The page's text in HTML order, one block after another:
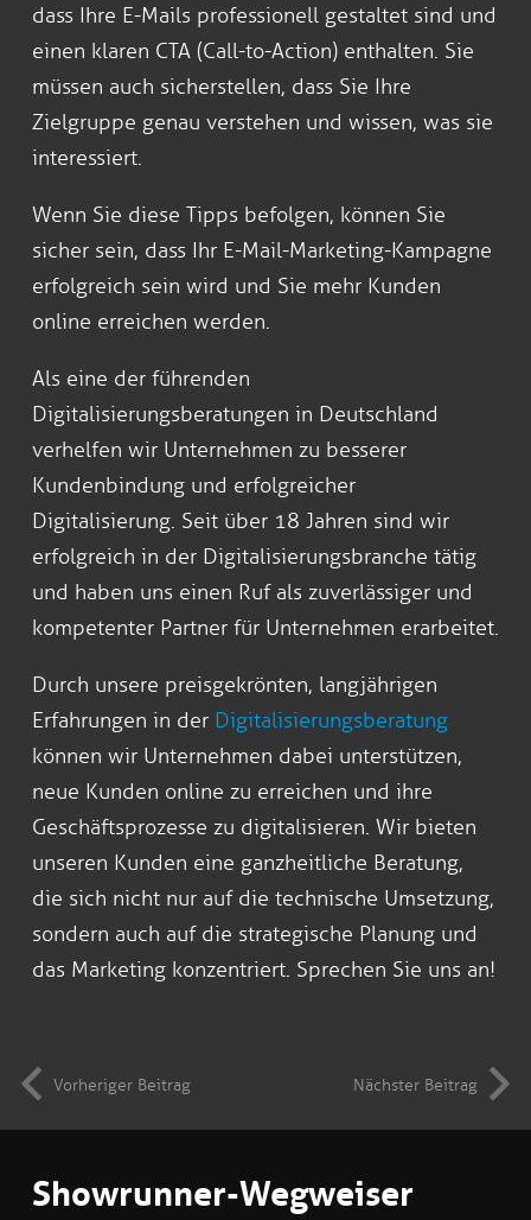
dass Ihre E-Mails professionell gestaltet sind und
einen klaren CTA (Call-to-Action) enthalten. Sie
müssen auch sicherstellen, dass Sie Ihre
Zielgruppe genau verstehen und wissen, was sie
interessiert.
Wenn Sie diese Tipps befolgen, können Sie
sicher sein, dass Ihr E-Mail-Marketing-Kampagne
erfolgreich sein wird und Sie mehr Kunden
online erreichen werden.
Als eine der führenden
Digitalisierungsberatungen in Deutschland
verhelfen wir Unternehmen zu besserer
Kundenbindung und erfolgreicher
Digitalisierung. Seit über 18 Jahren sind wir
erfolgreich in der Digitalisierungsbranche tätig
und haben uns einen Ruf als zuverlässiger und
kompetenter Partner für Unternehmen erarbeitet.
Durch unsere preisgekrönten, langjährigen
Erfahrungen in der Digitalisierungsberatung
können wir Unternehmen dabei unterstützen,
neue Kunden online zu erreichen und ihre
Geschäftsprozesse zu digitalisieren. Wir bieten
unseren Kunden eine ganzheitliche Beratung,
die sich nicht nur auf die technische Umsetzung,
sondern auch auf die strategische Planung und
das Marketing konzentriert. Sprechen Sie uns an!
Vorheriger Beitrag Nächster Beitrag
Showrunner-Wegweiser